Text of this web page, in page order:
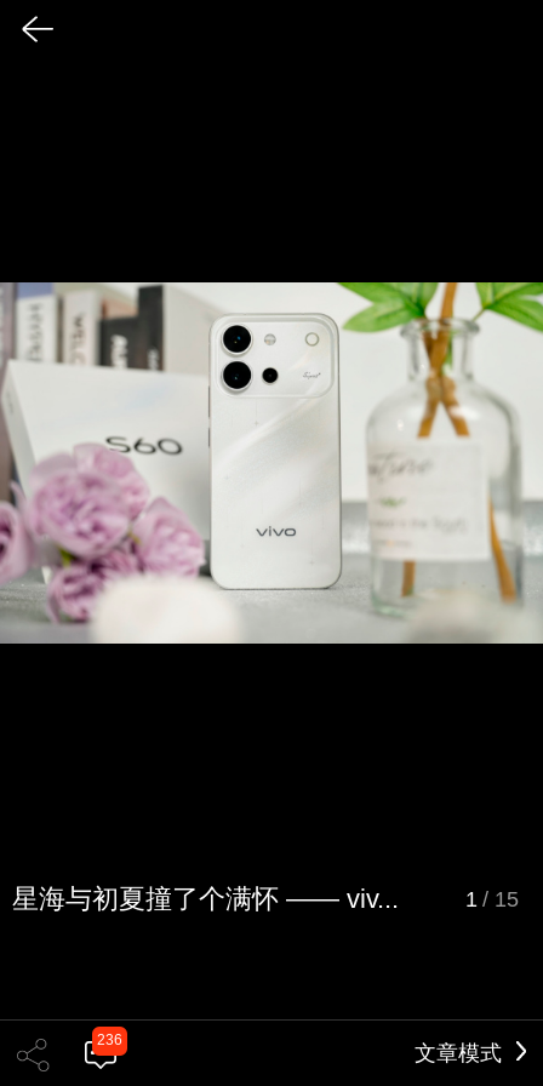
星海与初夏撞了个满怀 —— viv... 1 / 15
236
文章模式